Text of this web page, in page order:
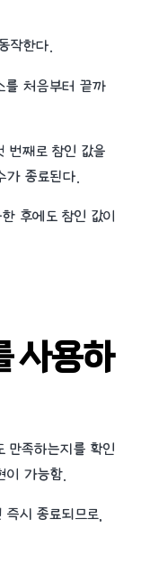
작한다.
처음부터 끝까
번째로 참인 값을
가 종료된다.
후에도 참인 값이
사용하
만족하는지를 확인
이 가능함.
시 종료되므로,